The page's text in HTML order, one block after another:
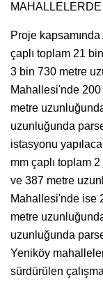
Proje
çaplı toplam 21
3 bin 730 metre
Mahallesi'nde
metre
uzunluğunda
istasyonu
mm çaplı toplam
ve 387 metre
Mahallesi'nde ise
metre
uzunluğunda
Yeniköy
sürdürülen